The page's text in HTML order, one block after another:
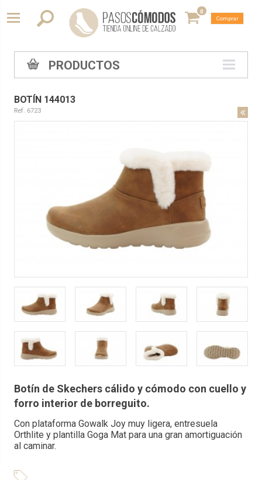
0
Comprar
PRODUCTOS
BOTÍN 144013
Ref. 6723
Botín de Skechers cálido y cómodo con cuello y
forro interior de borreguito.
Con plataforma Gowalk Joy muy ligera, entresuela
Orthlite y plantilla Goga Mat para una gran amortiguación
al caminar.